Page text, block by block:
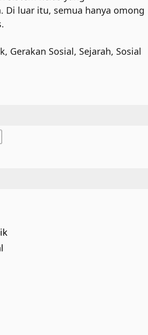
Di luar itu, semua hanya omong
, Gerakan Sosial, Sejarah, Sosial